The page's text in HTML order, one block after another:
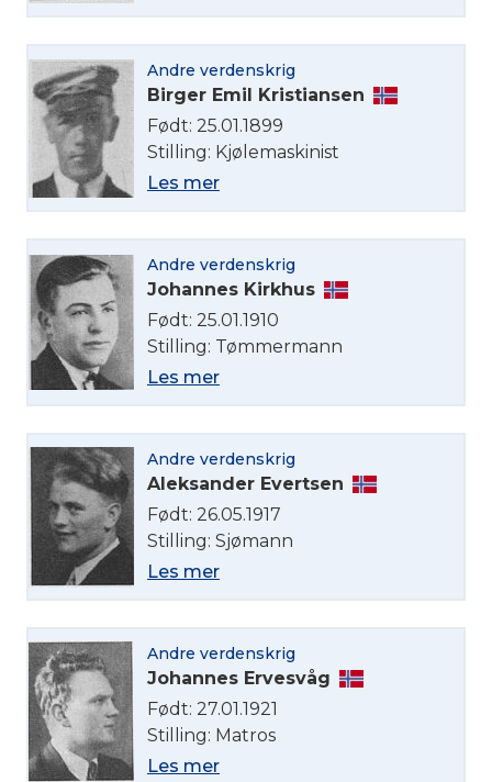
Andre verdenskrig
Birger Emil Kristiansen
Født: 25.01.1899
Stilling: Kjølemaskinist
Les mer
Andre verdenskrig
Johannes Kirkhus
Født: 25.01.1910
Stilling: Tømmermann
Les mer
Andre verdenskrig
Aleksander Evertsen
Født: 26.05.1917
Stilling: Sjømann
Les mer
Andre verdenskrig
Johannes Ervesvåg
Født: 27.01.1921
Stilling: Matros
Les mer
Velg språk
English
Norsk bokmål